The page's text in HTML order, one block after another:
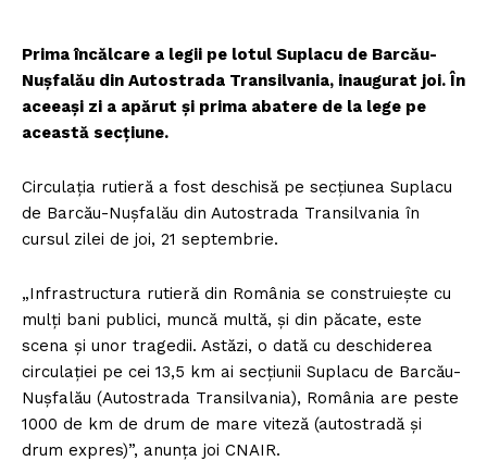
Prima încălcare a legii pe lotul Suplacu de Barcău-
Nușfalău din Autostrada Transilvania, inaugurat joi. În
aceeași zi a apărut și prima abatere de la lege pe
această secțiune.
Circulația rutieră a fost deschisă pe secțiunea Suplacu
de Barcău-Nușfalău din Autostrada Transilvania în
cursul zilei de joi, 21 septembrie.
„Infrastructura rutieră din România se construiește cu
mulți bani publici, muncă multă, și din păcate, este
scena și unor tragedii. Astăzi, o dată cu deschiderea
circulației pe cei 13,5 km ai secțiunii Suplacu de Barcău-
Nușfalău (Autostrada Transilvania), România are peste
1000 de km de drum de mare viteză (autostradă și
drum expres)”, anunța joi CNAIR.